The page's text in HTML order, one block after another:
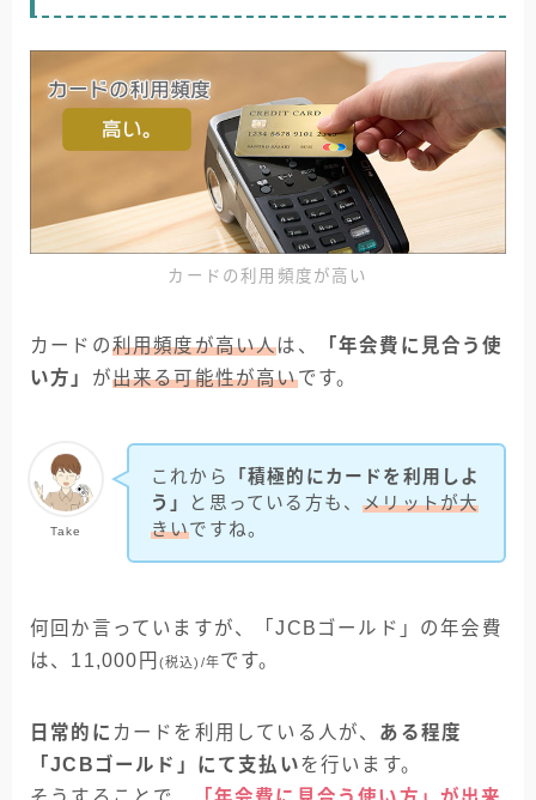
カードの利用頻度が高い
カードの利用頻度が高い人は、
「年会費に見合う使
い方」 が出来る可能性が高いです。
Take
これから
「積極的にカードを利用しよ
う」
と思っている方も、メリットが大
きいですね。
何回か言っていますが、「JCBゴールド」の年会費
は、11,000円 (税込)/年です。
日常的に カードを利用している人が、 ある程度
「JCBゴールド」にて支払いを行います。
キャンペーン情報･
申込み方法･記事一覧 など